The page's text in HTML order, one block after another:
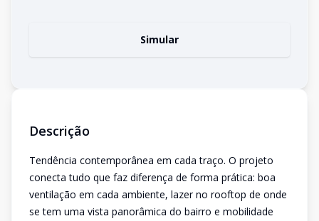
Simular
Descrição
Tendência contemporânea em cada traço. O projeto
conecta tudo que faz diferença de forma prática: boa
ventilação em cada ambiente, lazer no rooftop de onde
se tem uma vista panorâmica do bairro e mobilidade